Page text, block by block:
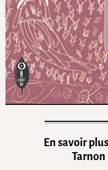
En savoir